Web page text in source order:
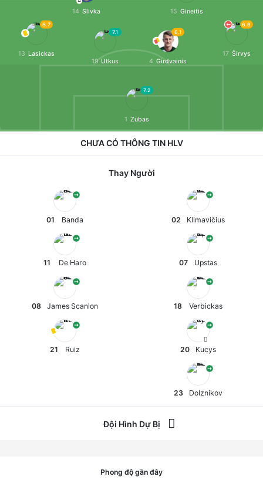
7.2
1 Zubas
6.1
4 Girdvainis
7.1
19 Utkus
6.9
17 Širvys
6.7
13 Lasickas
15 Gineitis
14 Slivka
CHƯA CÓ THÔNG TIN HLV
Thay Người
01 Banda
11 De Haro
08 James Scanlon
21 Ruiz
02 Klimavičius
07 Upstas
18 Verbickas
20 Kucys
23 Dolznikov
Đội Hình Dự Bị
Phong độ gần đây